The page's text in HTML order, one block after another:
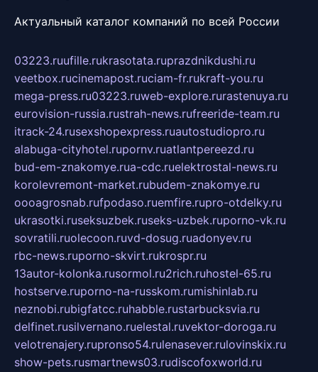
Актуальный каталог компаний по всей России
03223.ruufille.rukrasotata.ruprazdnikdushi.ru
veetbox.rucinemapost.ruciam-fr.rukraft-you.ru
mega-press.ru03223.ruweb-explore.rurastenuya.ru
eurovision-russia.rustrah-news.rufreeride-team.ru
itrack-24.rusexshopexpress.ruautostudiopro.ru
alabuga-cityhotel.rupornv.ruatlantpereezd.ru
bud-em-znakomye.rua-cdc.ruelektrostal-news.ru
korolevremont-market.rubudem-znakomye.ru
oooagrosnab.rufpodaso.ruemfire.rupro-otdelky.ru
ukrasotki.ruseksuzbek.ruseks-uzbek.ruporno-vk.ru
sovratili.ruolecoon.ruvd-dosug.ruadonyev.ru
rbc-news.ruporno-skvirt.rukrospr.ru
13autor-kolonka.rusormol.ru2rich.ruhostel-65.ru
hostserve.ruporno-na-russkom.rumishinlab.ru
neznobi.rubigfatcc.ruhabble.rustarbucksvia.ru
delfinet.rusilvernano.ruelestal.ruvektor-doroga.ru
velotrenajery.rupronso54.rulenasever.rulovinskix.ru
show-pets.rusmartnews03.rudiscofoxworld.ru